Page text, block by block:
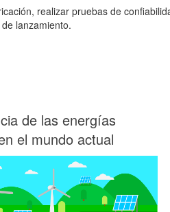
realizar pruebas de
lanzamiento.
de las energías
el mundo actual